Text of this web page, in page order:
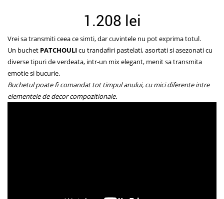
1.208 lei
Vrei sa transmiti ceea ce simti, dar cuvintele nu pot exprima totul.
Un buchet PATCHOULIcu trandafiri pastelati, asortati si asezonati cu
diverse tipuri de verdeata, intr-un mix elegant, menit sa transmita
emotie si bucurie.
Buchetul poate fi comandat tot timpul anului, cu mici diferente intre
elementele de decor compozitionale.